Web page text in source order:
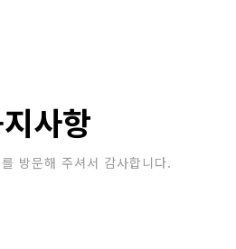
포토갤러리
사항
방문해 주셔서 감사합니다.